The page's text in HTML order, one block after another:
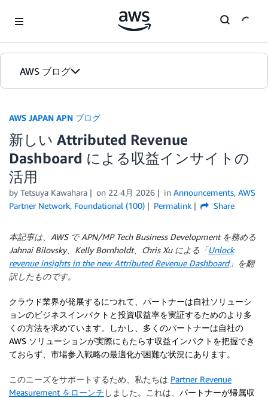
AWS ブログ
カテゴリ
エディション
AWS JAPAN APN ブログ
新しい Attributed Revenue
Dashboard による収益インサイトの
活用
by Tetsuya Kawahara on 22 4月 2026 in Announcements, AWS
Partner Network, Foundational (100) Permalink Share
本記事は、AWS で APN/MP Tech Business Development を務める
Jahnai Bilovsky、Kelly Bornholdt、Chris Xu による「Unlock
revenue insights in the new Attributed Revenue Dashboard」を翻
訳したものです。
クラウド業界が発展するにつれて、パートナーは自社ソリューシ
ョンのビジネスインパクトと投資収益率を実証するためのより多
くの方法を求めています。しかし、多くのパートナーは自社の
AWS ソリューションが実際にもたらす収益インパクトを把握でき
ておらず、市場参入戦略の最適化が困難な状況にあります。
このニーズをサポートするため、私たちは Partner Revenue
Measurement をローンチ しました。これは、 パートナーが帰属収